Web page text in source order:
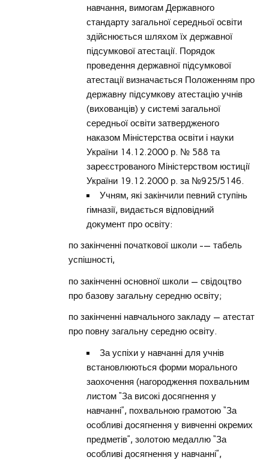
навчання, вимогам Державного
стандарту загальної середньої освіти
здійснюється шляхом їх державної
підсумкової атестації. Порядок
проведення державної підсумкової
атестації визначається Положенням про
державну підсумкову атестацію учнів
(вихованців) у системі загальної
середньої освіти затвердженого
наказом Міністерства освіти і науки
України 14.12.2000 р. № 588 та
зареєстрованого Міністерством юстиції
України 19.12.2000 р. за №925/5146.
Учням, які закінчили певний ступінь
гімназії, видається відповідний
документ про освіту:
по закінченні початкової школи -— табель
успішності,
по закінченні основної школи — свідоцтво
про базову загальну середню освіту;
по закінченні навчального закладу — атестат
про повну загальну середню освіту.
За успіхи у навчанні для учнів
встановлюються форми морального
заохочення (нагородження похвальним
листом “За високі досягнення у
навчанні”, похвальною грамотою “За
особливі досягнення у вивченні окремих
предметів”, золотою медаллю “За
особливі досягнення у навчанні”,